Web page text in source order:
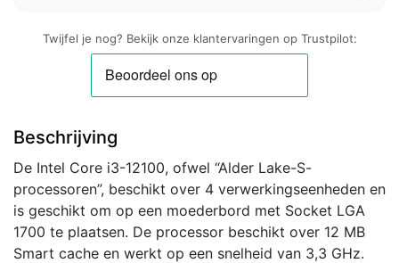
Twijfel je nog? Bekijk onze klantervaringen op Trustpilot:
Beschrijving
De Intel Core i3-12100, ofwel “Alder Lake-S-
processoren”, beschikt over 4 verwerkingseenheden en
is geschikt om op een moederbord met Socket LGA
1700 te plaatsen. De processor beschikt over 12 MB
Smart cache en werkt op een snelheid van 3,3 GHz.